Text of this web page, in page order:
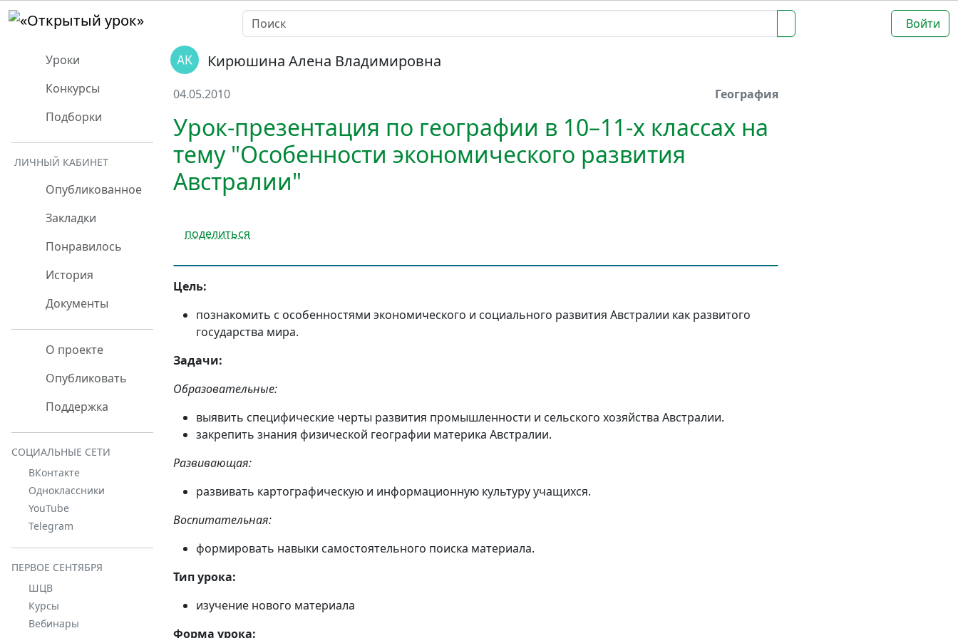
Войти
Уроки
Конкурсы
Подборки
ЛИЧНЫЙ КАБИНЕТ
Опубликованное
Закладки
Понравилось
История
Документы
О проекте
Опубликовать
Поддержка
СОЦИАЛЬНЫЕ СЕТИ
ВКонтакте
Одноклассники
YouTube
Telegram
ПЕРВОЕ СЕНТЯБРЯ
ШЦВ
Курсы
Вебинары
Кирюшина Алена Владимировна
04.05.2010 География
Урок-презентация по географии в 10–11-х классах на
тему "Особенности экономического развития
Австралии"
поделиться
Цель:
познакомить с особенностями экономического и социального развития Австралии как развитого
государства мира.
Задачи:
Образовательные:
выявить специфические черты развития промышленности и сельского хозяйства Австралии.
закрепить знания физической географии материка Австралии.
Развивающая:
развивать картографическую и информационную культуру учащихся.
Воспитательная:
формировать навыки самостоятельного поиска материала.
Тип урока:
изучение нового материала
Форма урока: